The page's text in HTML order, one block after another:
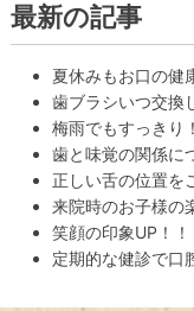
最新の記事
夏休みもお口の健
歯ブラシいつ交換
梅雨でもすっきり
歯と味覚の関係に
正しい舌の位置を
来院時のお子様の
笑顔の印象UP！！
定期的な健診で口